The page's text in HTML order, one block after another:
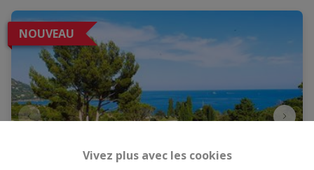
Vivez plus avec les cookies
NOUVEAU